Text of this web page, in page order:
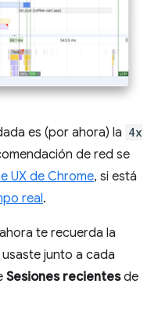
es (por ahora) la 4x
de red se
UX de Chrome, si está
real.
te recuerda la
junto a cada
Sesiones recientesde